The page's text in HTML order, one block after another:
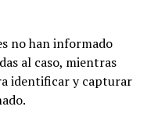
no han informado
al caso, mientras
identificar y capturar